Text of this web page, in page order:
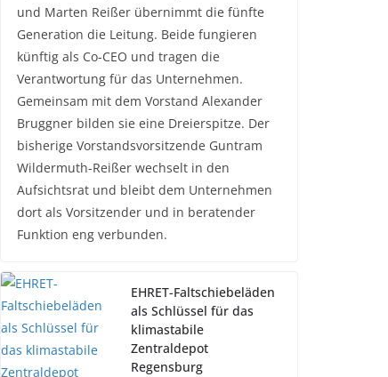
und Marten Reißer übernimmt die fünfte
Generation die Leitung. Beide fungieren
künftig als Co-CEO und tragen die
Verantwortung für das Unternehmen.
Gemeinsam mit dem Vorstand Alexander
Bruggner bilden sie eine Dreierspitze. Der
bisherige Vorstandsvorsitzende Guntram
Wildermuth-Reißer wechselt in den
Aufsichtsrat und bleibt dem Unternehmen
dort als Vorsitzender und in beratender
Funktion eng verbunden.
EHRET-Faltschiebeläden
als Schlüssel für das
klimastabile
Zentraldepot
Regensburg